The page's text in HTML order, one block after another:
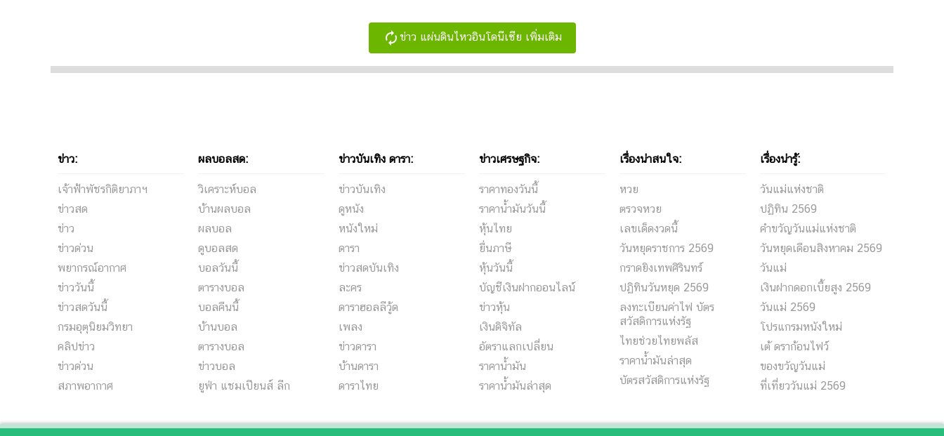
autorenew ข่าว แผ่นดินไหวอินโดนีเซีย เพิ่มเติม
ข่าว:
เจ้าฟ้าพัชรกิติยาภาฯ
ข่าวสด
ข่าว
ข่าวด่วน
พยากรณ์อากาศ
ข่าววันนี้
ข่าวสดวันนี้
กรมอุตุนิยมวิทยา
คลิปข่าว
ข่าวด่วน
สภาพอากาศ
ผลบอลสด:
วิเคราะห์บอล
บ้านผลบอล
ผลบอล
ดูบอลสด
บอลวันนี้
ตารางบอล
บอลคืนนี้
บ้านบอล
ตารางบอล
ข่าวบอล
ยูฟ่า แชมเปียนส์ ลีก
ข่าวบันเทิง ดารา:
ข่าวบันเทิง
ดูหนัง
หนังใหม่
ดารา
ข่าวสดบันเทิง
ละคร
ดาราฮอลลีวู้ด
เพลง
ข่าวดารา
บ้านดารา
ดาราไทย
ข่าวเศรษฐกิจ:
ราคาทองวันนี้
ราคาน้ำมันวันนี้
หุ้นไทย
ยื่นภาษี
หุ้นวันนี้
บัญชีเงินฝากออนไลน์
ข่าวหุ้น
เงินดิจิทัล
อัตราแลกเปลี่ยน
ราคาน้ำมัน
ราคาน้ำมันล่าสุด
เรื่องน่าสนใจ:
หวย
ตรวจหวย
เลขเด็ดงวดนี้
วันหยุดราชการ 2569
กราดยิงเทพศิรินทร์
ปฏิทินวันหยุด 2569
ลงทะเบียนค่าไฟ บัตร
สวัสดิการแห่งรัฐ
ไทยช่วยไทยพลัส
ราคาน้ำมันล่าสุด
บัตรสวัสดิการแห่งรัฐ
เรื่องน่ารู้:
วันแม่แห่งชาติ
ปฏิทิน 2569
คำขวัญวันแม่แห่งชาติ
วันหยุดเดือนสิงหาคม 2569
วันแม่
เงินฝากดอกเบี้ยสูง 2569
วันแม่ 2569
โปรแกรมหนังใหม่
เต้ ดราก้อนไฟว์
ของขวัญวันแม่
ที่เที่ยววันแม่ 2569